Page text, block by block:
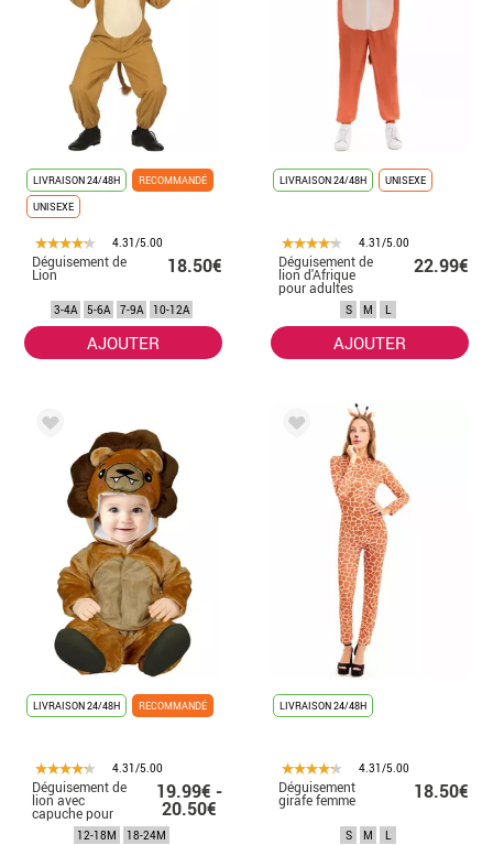
LIVRAISON 24/48H
RECOMMANDÉ
UNISEXE
4.31/5.00
Déguisement de
Lion 18.50€
3-4A 5-6A 7-9A 10-12A
AJOUTER
LIVRAISON 24/48H UNISEXE
4.31/5.00
Déguisement de
lion d'Afrique
pour adultes
22.99€
S M L
AJOUTER
LIVRAISON 24/48H RECOMMANDÉ
4.31/5.00
Déguisement de
lion avec
capuche pour
bébé
19.99€ -
20.50€
12-18M 18-24M
LIVRAISON 24/48H
4.31/5.00
Déguisement
girafe femme 18.50€
S M L